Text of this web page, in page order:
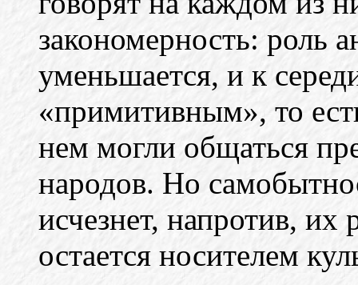
закономерность: роль
уменьшается, и к
«примитивным», то
нем могли общаться
народов. Но
исчезнет, напротив, их
остается носителем